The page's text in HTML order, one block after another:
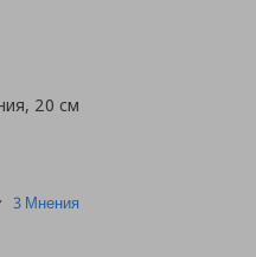
20 см
5.03 Мнения